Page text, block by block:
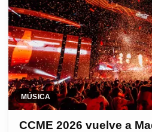
MÚSICA
CCME 2026 vuelve a